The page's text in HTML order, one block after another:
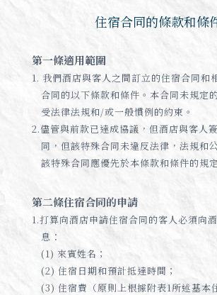
住宿合同的條款和條
第一條適用範圍
1. 我們酒店與客人之間訂立的住宿合同和
合同的以下條款和條件。本合同未規定
受法律法規和/或一般慣例的約束。
2.儘管與前款已達成協議，但酒店與客人
同，但該特殊合同未違反法律，法規和
該特殊合同應優先於本條款和條件的規
第二條住宿合同的申請
1.打算向酒店申請住宿合同的客人必須向
息：
(1) 來賓姓名；
(2) 住宿日期和預計抵達時間；
(3) 住宿費（原則上根據附表1所述基本